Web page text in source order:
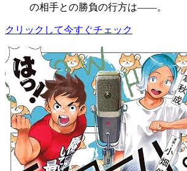
の相手との勝負の行方は――。
クリックして今すぐチェック